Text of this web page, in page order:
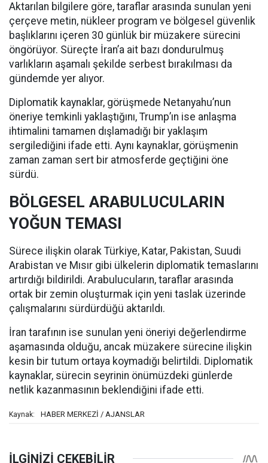
Aktarılan bilgilere göre, taraflar arasında sunulan yeni
çerçeve metin, nükleer program ve bölgesel güvenlik
başlıklarını içeren 30 günlük bir müzakere sürecini
öngörüyor. Süreçte İran’a ait bazı dondurulmuş
varlıkların aşamalı şekilde serbest bırakılması da
gündemde yer alıyor.
Diplomatik kaynaklar, görüşmede Netanyahu’nun
öneriye temkinli yaklaştığını, Trump’ın ise anlaşma
ihtimalini tamamen dışlamadığı bir yaklaşım
sergilediğini ifade etti. Aynı kaynaklar, görüşmenin
zaman zaman sert bir atmosferde geçtiğini öne
sürdü.
BÖLGESEL ARABULUCULARIN
YOĞUN TEMASI
Sürece ilişkin olarak Türkiye, Katar, Pakistan, Suudi
Arabistan ve Mısır gibi ülkelerin diplomatik temaslarını
artırdığı bildirildi. Arabulucuların, taraflar arasında
ortak bir zemin oluşturmak için yeni taslak üzerinde
çalışmalarını sürdürdüğü aktarıldı.
İran tarafının ise sunulan yeni öneriyi değerlendirme
aşamasında olduğu, ancak müzakere sürecine ilişkin
kesin bir tutum ortaya koymadığı belirtildi. Diplomatik
kaynaklar, sürecin seyrinin önümüzdeki günlerde
netlik kazanmasının beklendiğini ifade etti.
Kaynak: HABER MERKEZİ / AJANSLAR